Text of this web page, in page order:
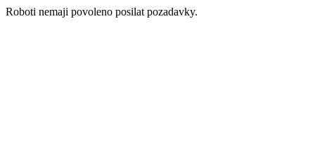
Roboti nemaji povoleno posilat pozadavky.